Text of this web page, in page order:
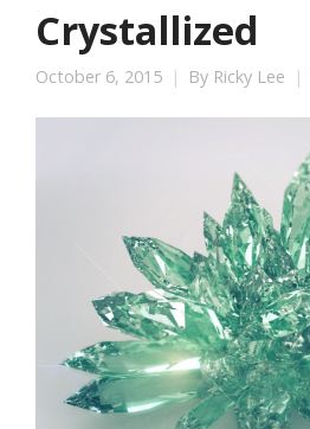
Crystallized
October 6, 2015 By Ricky Lee